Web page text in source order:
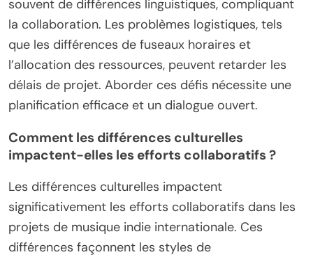
souvent de différences linguistiques, compliquant
la collaboration. Les problèmes logistiques, tels
que les différences de fuseaux horaires et
l’allocation des ressources, peuvent retarder les
délais de projet. Aborder ces défis nécessite une
planification efficace et un dialogue ouvert.
Comment les différences culturelles
impactent-elles les efforts collaboratifs ?
Les différences culturelles impactent
significativement les efforts collaboratifs dans les
projets de musique indie internationale. Ces
différences façonnent les styles de